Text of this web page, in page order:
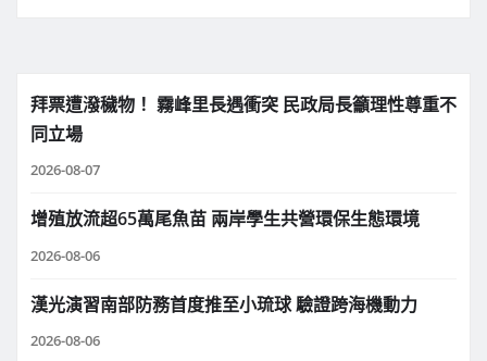
拜票遭潑穢物！ 霧峰里長遇衝突 民政局長籲理性尊重不
同立場
2026-08-07
增殖放流超65萬尾魚苗 兩岸學生共營環保生態環境
2026-08-06
漢光演習南部防務首度推至小琉球 驗證跨海機動力
2026-08-06